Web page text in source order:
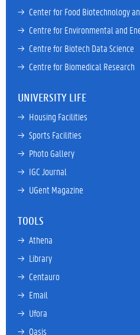
→ Center for Food Biotechnology
→ Centre for Environmental and
→ Centre for Biotech Data Science
→ Centre for Biomedical Research
UNIVERSITY LIFE
→ Housing Facilities
→ Sports Facilities
→ Photo Gallery
→ IGC Journal
→ UGent Magazine
TOOLS
→ Athena
→ Library
→ Centauro
→ Email
→ Ufora
→ Oasis